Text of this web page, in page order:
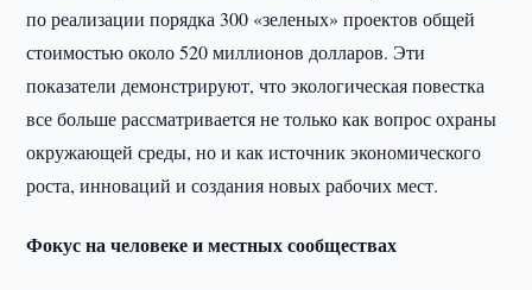
по реализации порядка 300 «зеленых» проектов общей
стоимостью около 520 миллионов долларов. Эти
показатели демонстрируют, что экологическая повестка
все больше рассматривается не только как вопрос охраны
окружающей среды, но и как источник экономического
роста, инноваций и создания новых рабочих мест.
Фокус на человеке и местных сообществах